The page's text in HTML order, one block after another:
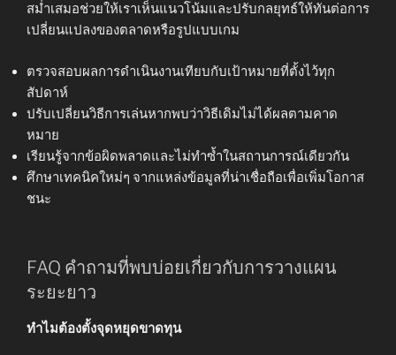
สม่ำเสมอช่วยให้เราเห็นแนวโน้มและปรับกลยุทธ์ให้ทันต่อการ
เปลี่ยนแปลงของตลาดหรือรูปแบบเกม
ตรวจสอบผลการดำเนินงานเทียบกับเป้าหมายที่ตั้งไว้ทุก
สัปดาห์
ปรับเปลี่ยนวิธีการเล่นหากพบว่าวิธีเดิมไม่ได้ผลตามคาด
หมาย
เรียนรู้จากข้อผิดพลาดและไม่ทำซ้ำในสถานการณ์เดียวกัน
ศึกษาเทคนิคใหม่ๆ จากแหล่งข้อมูลที่น่าเชื่อถือเพื่อเพิ่มโอกาส
ชนะ
FAQ คำถามที่พบบ่อยเกี่ยวกับการวางแผน
ระยะยาว
ทำไมต้องตั้งจุดหยุดขาดทุน